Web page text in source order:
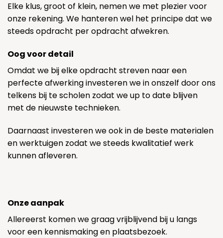
Elke klus, groot of klein, nemen we met plezier voor
onze rekening. We hanteren wel het principe dat we
steeds opdracht per opdracht afwekren.
Oog voor detail
Omdat we bij elke opdracht streven naar een
perfecte afwerking investeren we in onszelf door ons
telkens bij te scholen zodat we up to date blijven
met de nieuwste technieken.
Daarnaast investeren we ook in de beste materialen
en werktuigen zodat we steeds kwalitatief werk
kunnen afleveren.
Onze aanpak
Allereerst komen we graag vrijblijvend bij u langs
voor een kennismaking en plaatsbezoek.